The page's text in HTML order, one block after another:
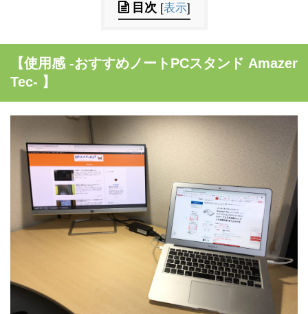
目次 [表示]
【使用感 -おすすめノートPCスタンド Amazer
Tec- 】